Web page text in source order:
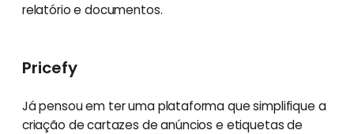
relatório e documentos.
Pricefy
Já pensou em ter uma plataforma que simplifique a
criação de cartazes de anúncios e etiquetas de